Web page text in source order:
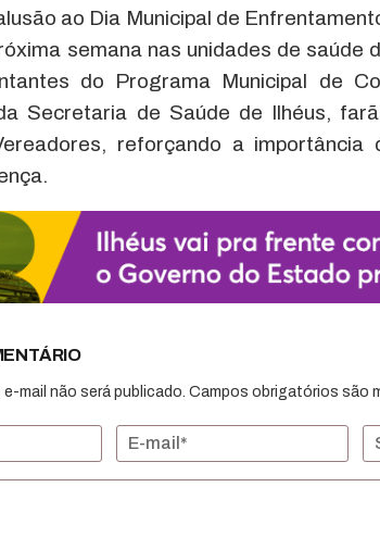
ao Dia Municipal de
semana nas unidades de saúde
do Programa Municipal de
Secretaria de Saúde de Ilhéus,
reforçando a importância
mail não será publicado. Campos obrigatórios são